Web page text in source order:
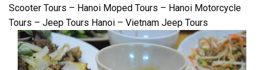
Scooter Tours – Hanoi Moped Tours – Hanoi Motorcycle
Tours – Jeep Tours Hanoi – Vietnam Jeep Tours